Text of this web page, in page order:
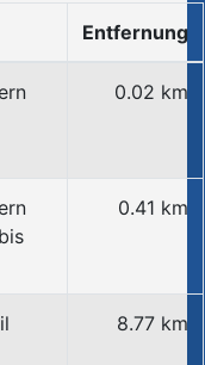
Entfernung
0.02 km
0.41 km
8.77 km